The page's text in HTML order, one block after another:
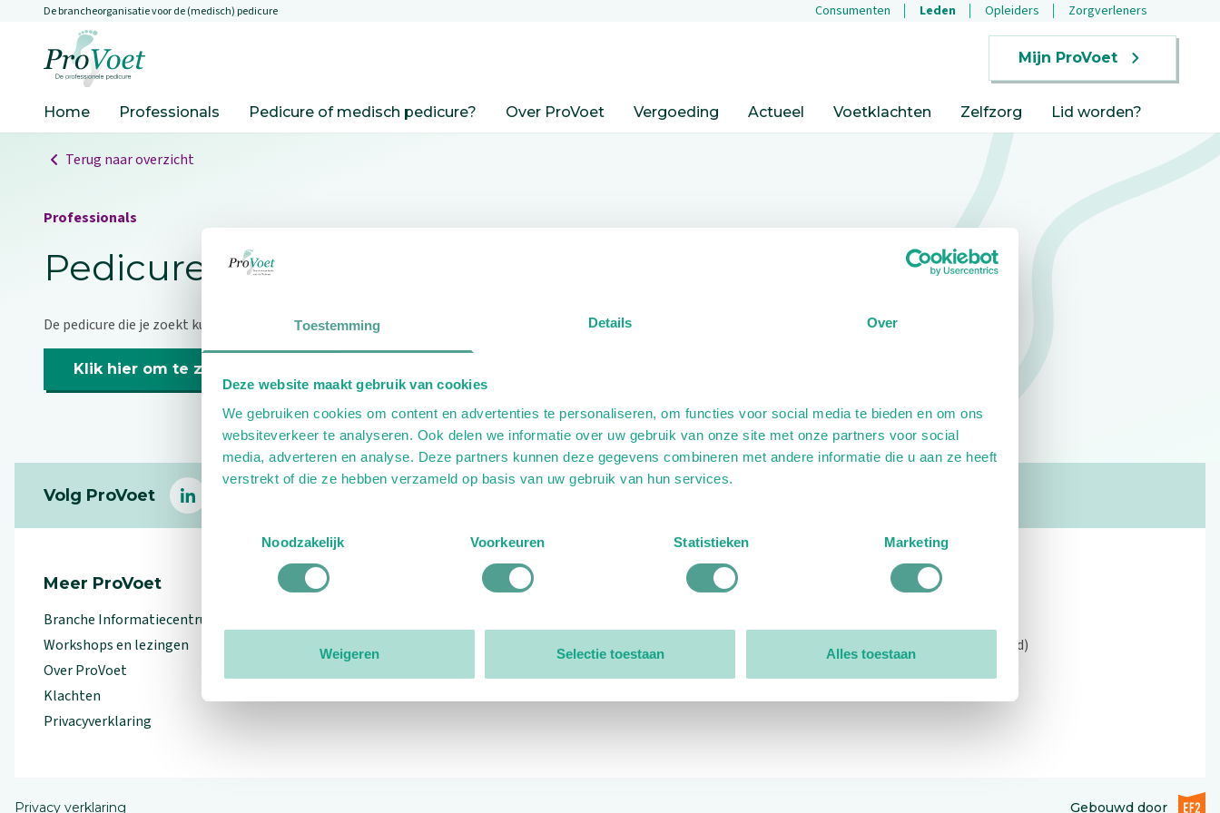
Toestemming Details Over
Deze website maakt gebruik van cookies
We gebruiken cookies om content en advertenties te personaliseren, om functies voor social media te bieden en om ons
websiteverkeer te analyseren. Ook delen we informatie over uw gebruik van onze site met onze partners voor social
media, adverteren en analyse. Deze partners kunnen deze gegevens combineren met andere informatie die u aan ze heeft
verstrekt of die ze hebben verzameld op basis van uw gebruik van hun services.
Noodzakelijk
Voorkeuren Statistieken Marketing
Weigeren Selectie toestaan Alles toestaan
Overslaan en naar de inhoud gaan
De brancheorganisatie voor de (medisch) pedicure Consumenten Leden Opleiders Zorgverleners
Mijn ProVoet
Home Professionals Pedicure of medisch pedicure? Over ProVoet Vergoeding Actueel Voetklachten Zelfzorg Lid worden?
Terug naar overzicht
Professionals
Pedicure niet gevonden
De pedicure die je zoekt kunnen we niet vinden.
Klik hier om te zoeken naar een andere pedicure.
Volg ProVoet
linkedin
Meer ProVoet
Branche Informatiecentrum
Workshops en lezingen
Over ProVoet
Klachten
Privacyverklaring
Organisatie
Open: 09:00 - 12:30 (alleen ochtend)
Privacy verklaring Gebouwd doorEF2